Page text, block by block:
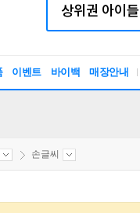
이벤트 바이백 매장안내
손글씨